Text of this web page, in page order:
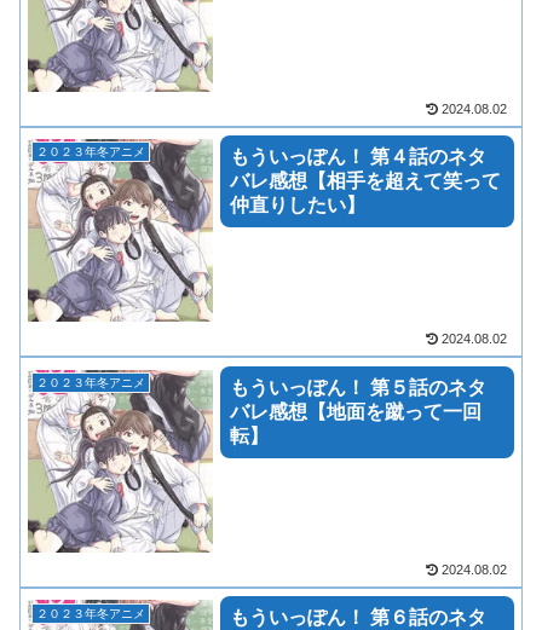
2024.08.02
２０２３年冬アニメ
もういっぽん！ 第４話のネタ
バレ感想【相手を超えて笑って
仲直りしたい】
2024.08.02
２０２３年冬アニメ
もういっぽん！ 第５話のネタ
バレ感想【地面を蹴って一回
転】
2024.08.02
２０２３年冬アニメ
もういっぽん！ 第６話のネタ